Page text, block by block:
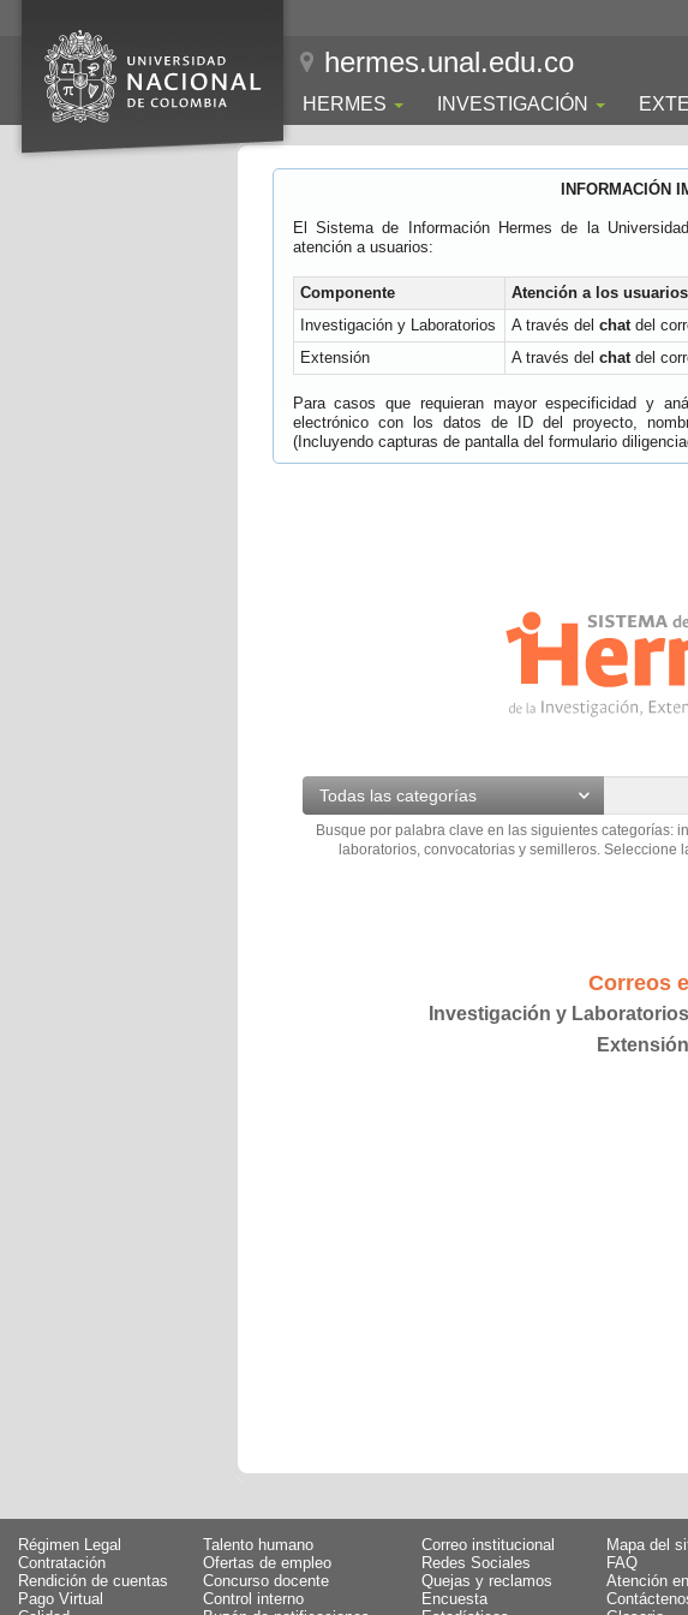
hermes.unal.edu.co
HERMES INVESTIGACIÓN
INFORMACIÓN
El Sistema de Información Hermes de la
atención a usuarios:
Componente Atención a los usuarios
Investigación y Laboratorios
A través del chatdel
Extensión
A través del chatdel
Para casos que requieran mayor especificidad y
electrónico con los datos de ID del proyecto,
(Incluyendo capturas de pantalla del formulario
Todas las categorías
Busque por palabra clave en las siguientes categorías:
laboratorios, convocatorias y semilleros. Seleccione
Correos
Investigación y Laboratorios
Extensión
Régimen Legal
Talento humano
Contratación
Ofertas de empleo
Rendición de cuentas
Concurso docente
Pago Virtual
Control interno
Correo institucional
Mapa del
Redes Sociales
FAQ
Quejas y reclamos
Atención
Encuesta